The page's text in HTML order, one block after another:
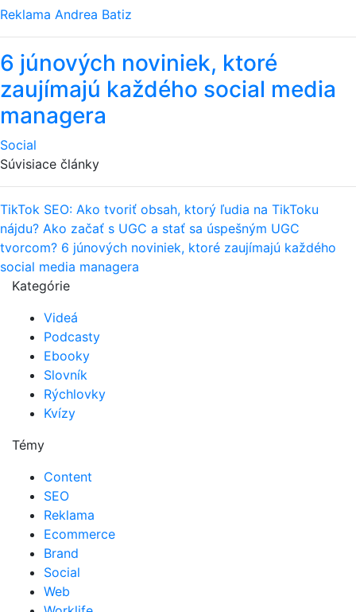
Reklama Andrea Batiz
6 júnových noviniek, ktoré
zaujímajú každého social media
managera
Social
Súvisiace články
TikTok SEO: Ako tvoriť obsah, ktorý ľudia na TikToku
nájdu? Ako začať s UGC a stať sa úspešným UGC
tvorcom? 6 júnových noviniek, ktoré zaujímajú každého
social media managera
Kategórie
Videá
Podcasty
Ebooky
Slovník
Rýchlovky
Kvízy
Témy
Content
SEO
Reklama
Ecommerce
Brand
Social
Web